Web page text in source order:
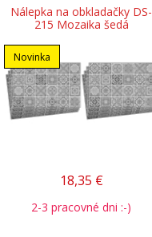
Nálepka na obkladačky DS-
215 Mozaika šedá
Novinka
18,35 €
2-3 pracovné dni :-)